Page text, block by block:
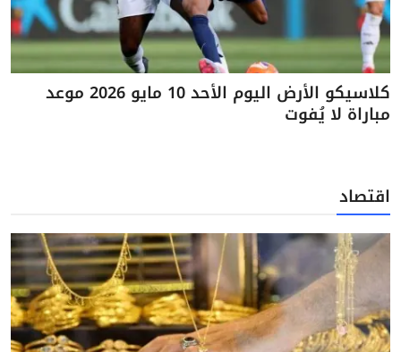
كلاسيكو الأرض اليوم الأحد 10 مايو 2026 موعد
مباراة لا يُفوت
اقتصاد